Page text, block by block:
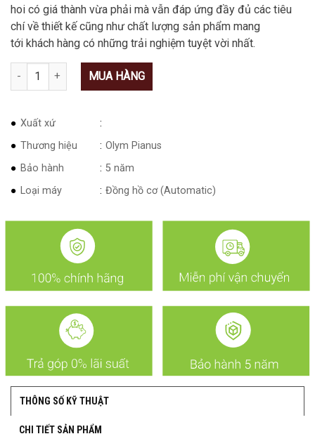
hoi có giá thành vừa phải mà vẫn đáp ứng đầy đủ các tiêu
chí về thiết kế cũng như chất lượng sản phẩm mang
tới khách hàng có những trải nghiệm tuyệt vời nhất.
Số lượng MUA HÀNG
Xuất xứ
Thương hiệu
Olym Pianus
Bảo hành
5 năm
Loại máy
Đồng hồ cơ (Automatic)
THÔNG SỐ KỸ THUẬT
CHI TIẾT SẢN PHẨM